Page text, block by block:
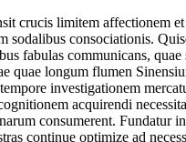
crucis limitem affectionem
sodalibus consociationis.
fabulas communicans, quae
quae longum flumen
investigationem
acquirendi
consumerent. Fundatur
continue optimize ad